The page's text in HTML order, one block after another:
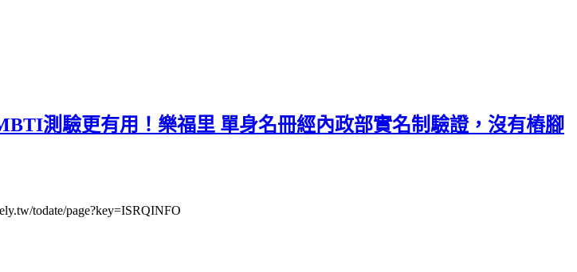
測驗更有用！樂福里 單身名冊經內政部實名制驗證，沒有樁腳
todate/page?key=ISRQINFO